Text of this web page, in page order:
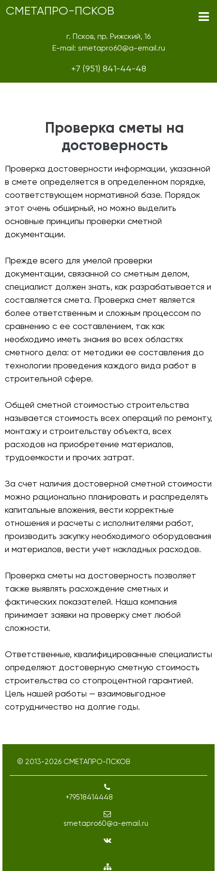
СМЕТАПРО-ПСКОВ
г. Псков, пр. Рижский, 16
E-mail: smetapro60@a-email.ru
+7 (951) 841-44-48
Проверка сметы на
достоверность
Проверка достоверности информации, указанной
в смете определяется в определенном порядке,
соответствующем нормативной базе. Порядок
этот очень обширный, но можно выделить
основные принципы проверки сметной
документации.
Прежде всего для умелой проверки
документации, связанной со сметным делом,
специалист должен знать, как разрабатывается и
составляется смета. Проверка смет является
более ответственным и сложным процессом по
сравнению с ее составлением, так как
необходимо иметь знания во всех областях
сметного дела: от методики ее составления до
технологии проведения каждого вида работ в
строительной сфере.
Общей сметной стоимостью строительства
называется стоимость всех операций по ремонту,
монтажу и строительству объекта, всех
расходов на приобретение материалов,
трудоемкости и прочих затрат.
За счет наличия достоверной сметной стоимости
можно рационально планировать и распределять
капитальные вложения, вести корректные
отношения и расчеты с исполнителями работ,
производить закупку необходимого оборудования
и материалов, вести учет накладных расходов.
Проверка сметы на достоверность позволяет
также выявлять расхождение сметных и
фактических показателей. Наша компания
принимает заявки на проверку смет любой
сложности.
Ответственные, квалифицированные специалисты
определяют достоверную сметную стоимость
строительства со стопроцентной гарантией.
Цель нашей работы — взаимовыгодное
сотрудничество на долгие годы.
© 2013-2026 СМЕТАПРО-ПСКОВ
+79518414448
smetapro60@a-email.ru